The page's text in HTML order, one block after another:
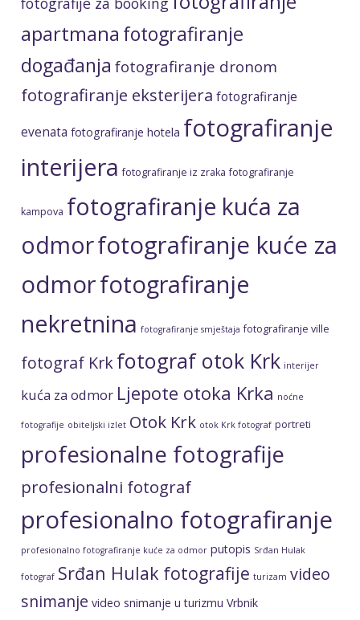
apartmana fotografiranje
događanja fotografiranje dronom
fotografiranje eksterijera fotografiranje
evenata fotografiranje hotela fotografiranje
interijera fotografiranje iz zraka fotografiranje
kampova fotografiranje kuća za
odmorfotografiranje kuće za
odmorfotografiranje
nekretnina fotografiranje smještaja fotografiranje ville
fotograf Krkfotograf otok Krk interijer
kuća za odmor Ljepote otoka Krka noćne
fotografije obiteljski izlet Otok Krk otok Krk fotograf portreti
profesionalne fotografije
profesionalni fotograf
profesionalno fotografiranje
profesionalno fotografiranje kuće za odmor putopis Srđan Hulak
fotograf Srđan Hulak fotografije turizam video
snimanje video snimanje u turizmu Vrbnik